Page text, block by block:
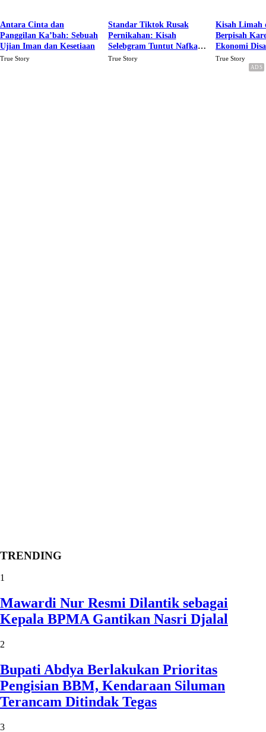
Antara Cinta dan
Panggilan Ka’bah: Sebuah
Ujian Iman dan Kesetiaan
True Story
Standar Tiktok Rusak
Pernikahan: Kisah
Selebgram Tuntut Nafkah
Rp.15 Juta Perbulan
True Story
Kisah Limah
Berpisah
Ekonomi
Karena Cinta
True Story
TRENDING
1
Mawardi Nur Resmi Dilantik sebagai
Kepala BPMA Gantikan Nasri Djalal
2
Bupati Abdya Berlakukan Prioritas
Pengisian BBM, Kendaraan Siluman
Terancam Ditindak Tegas
3